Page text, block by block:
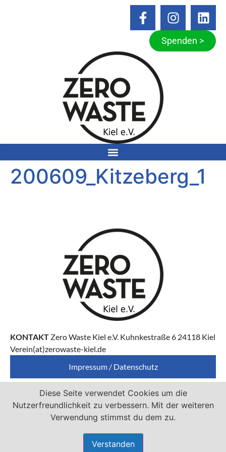
Spenden >
200609_Kitzeberg_1
KONTAKT Zero Waste Kiel e.V. Kuhnkestraße 6 24118 Kiel
Verein(at)zerowaste-kiel.de
Impressum / Datenschutz
Zero Waste Kiel e.V. ist Mitglied von
Diese Seite verwendet Cookies um die
Nutzerfreundlichkeit zu verbessern. Mit der weiteren
Verwendung stimmst du dem zu.
Verstanden